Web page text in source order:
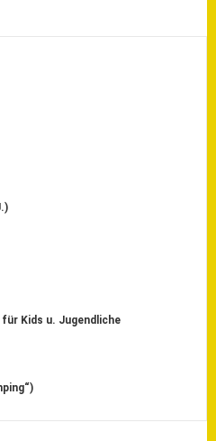
Kids u. Jugendliche